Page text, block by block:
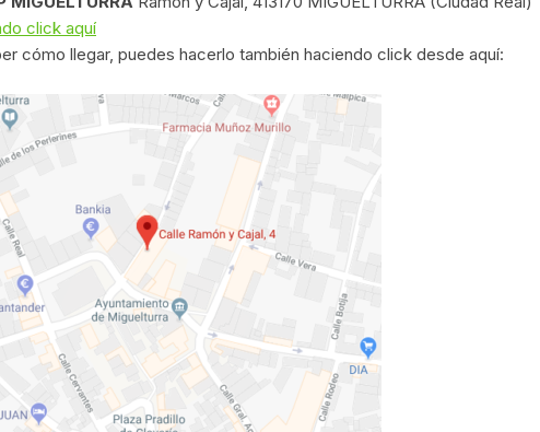
click aquí
cómo llegar, puedes hacerlo también haciendo click desde aquí: